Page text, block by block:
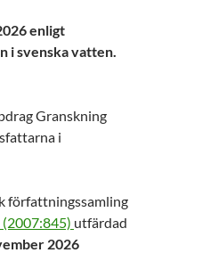
enligt
svenska vatten.
Granskning
i
författningssamling
utfärdad
2026